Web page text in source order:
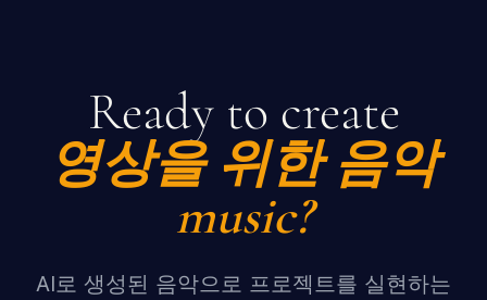
Ready to create
영상을 위한 음악
music?
AI로 생성된 음악으로 프로젝트를 실현하는